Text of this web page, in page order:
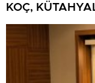
KOÇ,
GAZİLERİ